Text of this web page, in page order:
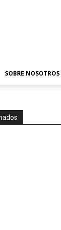
SOBRE NOSOTROS